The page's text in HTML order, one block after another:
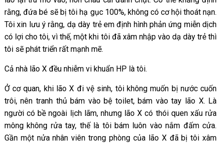
rằng, đứa bé sẽ bị tôi hạ gục 100%, không có cơ hội thoát nạn.
Tôi xin lưu ý rằng, dạ dày trẻ em định hình phản ứng miễn dịch
có lợi cho tôi, vì thế, một khi tôi đã xâm nhập vào dạ dày trẻ thì
tôi sẽ phát triển rất mạnh mẽ.
Cả nhà lão X đều nhiễm vi khuẩn HP là tôi.
Ở cơ quan, khi lão X đi vệ sinh, tôi không muốn bị nước cuốn
trôi, nên tranh thủ bám vào bệ toilet, bám vào tay lão X. Là
người có bề ngoài lịch lãm, nhưng lão X có thói quen xấu rửa
mông không rửa tay, thế là tôi bám luôn vào nắm đấm cửa.
Gần một nửa nhân viên trong phòng của lão X đã bị tôi xâm